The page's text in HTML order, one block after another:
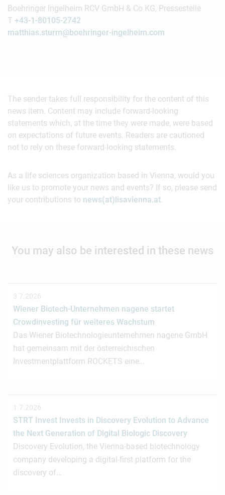
Boehringer Ingelheim RCV GmbH & Co KG, Pressestelle
T +43-1-80105-2742
matthias.sturm@boehringer-ingelheim.com
The sender takes full responsibility for the content of this
news item. Content may include forward-looking
statements which, at the time they were made, were based
on expectations of future events. Readers are cautioned
not to rely on these forward-looking statements.
As a life sciences organization based in Vienna, would you
like us to promote your news and events? If so, please send
your contributions to news(at)lisavienna.at.
You may also be interested in these news
3.7.2026
Wiener Biotech-Unternehmen nagene startet
Crowdinvesting für weiteres Wachstum
Das Wiener Biotechnologieunternehmen nagene GmbH
hat gemeinsam mit der österreichischen
Investmentplattform ROCKETS eine…
1.7.2026
STRT Invest Invests in Discovery Evolution to Advance
the Next Generation of Digital Biologic Discovery
Discovery Evolution, the Vienna-based biotechnology
company developing a digital-first platform for the
discovery of…